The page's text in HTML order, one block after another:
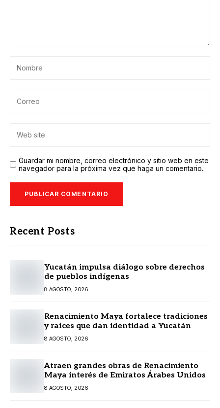
Guardar mi nombre, correo electrónico y sitio web en este
navegador para la próxima vez que haga un comentario.
Recent Posts
Yucatán impulsa diálogo sobre derechos
de pueblos indígenas
8 AGOSTO, 2026
Renacimiento Maya fortalece tradiciones
y raíces que dan identidad a Yucatán
8 AGOSTO, 2026
Atraen grandes obras de Renacimiento
Maya interés de Emiratos Árabes Unidos
8 AGOSTO, 2026